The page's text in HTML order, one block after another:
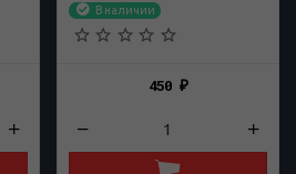
В наличии
450 ₽